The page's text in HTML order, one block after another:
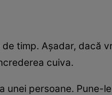
timp. Aşadar, dacă
cuiva.
persoane. Pune-